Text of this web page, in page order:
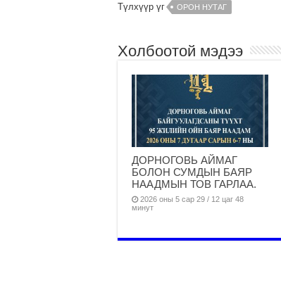
Түлхүүр үг ОРОН НУТАГ
Холбоотой мэдээ
ДОРНОГОВЬ АЙМАГ
БОЛОН СУМДЫН БАЯР
НААДМЫН ТОВ ГАРЛАА.
2026 оны 5 сар 29 / 12 цаг 48
минут